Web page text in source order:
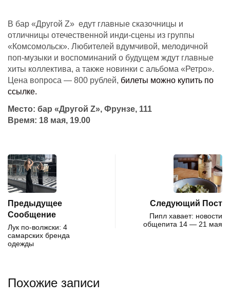
В бар «Другой Z» едут главные сказочницы и
отличницы отечественной инди-сцены из группы
«Комсомольск». Любителей вдумчивой, мелодичной
поп-музыки и воспоминаний о будущем ждут главные
хиты коллектива, а также новинки с альбома «Ретро».
Цена вопроса — 800 рублей, билеты можно купить по
ссылке.
Место: бар «Другой Z», Фрунзе, 111
Время: 18 мая, 19.00
Предыдущее
Сообщение
Лук по-волжски: 4
самарских бренда
одежды
Следующий Пост
Пипл хавает: новости
общепита 14 — 21 мая
Похожие записи